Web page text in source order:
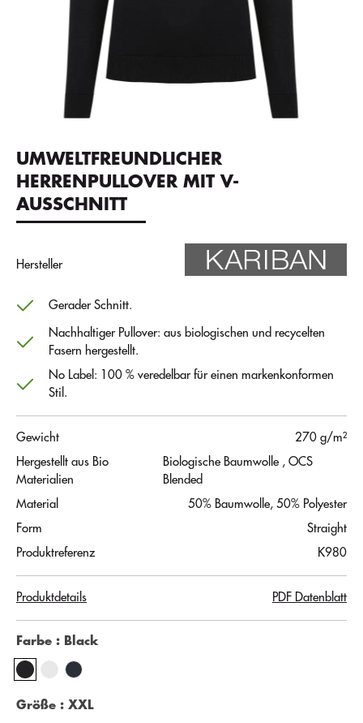
UMWELTFREUNDLICHER
HERRENPULLOVER MIT V-
AUSSCHNITT
Hersteller
Gerader Schnitt.
Nachhaltiger Pullover: aus biologischen und recycelten
Fasern hergestellt.
No Label: 100 % veredelbar für einen markenkonformen
Stil.
Gewicht
270 g/m²
Hergestellt aus Bio
Materialien
Biologische Baumwolle, OCS
Blended
Material
50% Baumwolle, 50% Polyester
Form
Straight
Produktreferenz
K980
Produktdetails PDF Datenblatt
Farbe : Black
Größe : XXL